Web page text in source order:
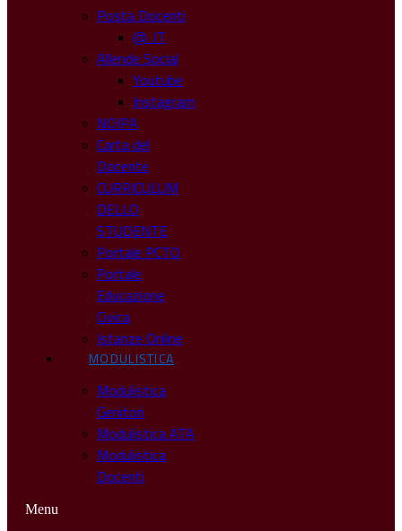
Posta Docenti
@ .IT
Allende Social
Youtube
Instagram
NOIPA
Carta del
Docente
CURRICULUM
DELLO
STUDENTE
Portale PCTO
Portale
Educazione
Civica
Istanze Online
MODULISTICA
Modulistica
Genitori
Modulistica ATA
Modulistica
Docenti
Menu